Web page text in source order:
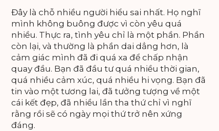
Đây là chỗ nhiều người hiểu sai nhất. Họ nghĩ
mình không buông được vì còn yêu quá
nhiều. Thực ra, tình yêu chỉ là một phần. Phần
còn lại, và thường là phần dai dẳng hơn, là
cảm giác mình đã đi quá xa để chấp nhận
quay đầu. Bạn đã đầu tư quá nhiều thời gian,
quá nhiều cảm xúc, quá nhiều hi vọng. Bạn đã
tin vào một tương lai, đã tưởng tượng về một
cái kết đẹp, đã nhiều lần tha thứ chỉ vì nghĩ
rằng rồi sẽ có ngày mọi thứ trở nên xứng
đáng.